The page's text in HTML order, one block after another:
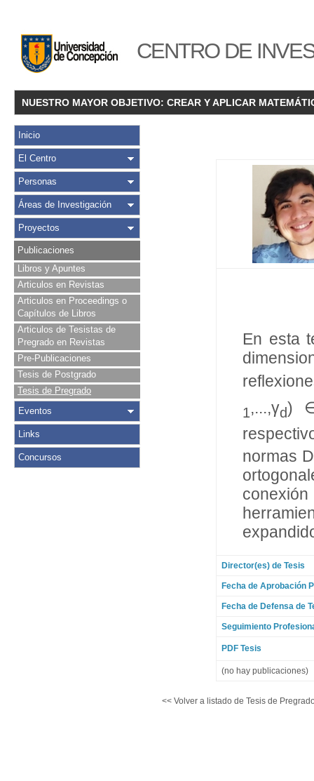
CENTRO DE
NUESTRO MAYOR OBJETIVO: CREAR Y APLICAR
Inicio
El Centro
Personas
Áreas de Investigación
Proyectos
Publicaciones
Libros y Apuntes
Articulos en Revistas
Articulos en Proceedings o
Capítulos de Libros
Articulos de Tesistas de
Pregrado en Revistas
Pre-Publicaciones
Tesis de Postgrado
Tesis de Pregrado
Eventos
Links
Concursos
En esta
1 ,...,γd)
normas
Director(es) de Tesis
Fecha de Aprobación
Fecha de Defensa de
Seguimiento
PDF Tesis
(no hay publicaciones)
<< Volver a listado de Tesis de